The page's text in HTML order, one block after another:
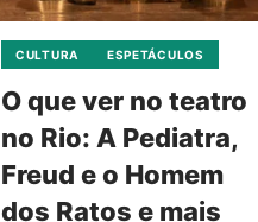
CULTURA ESPETÁCULOS
O que ver no teatro
no Rio: A Pediatra,
Freud e o Homem
dos Ratos e mais